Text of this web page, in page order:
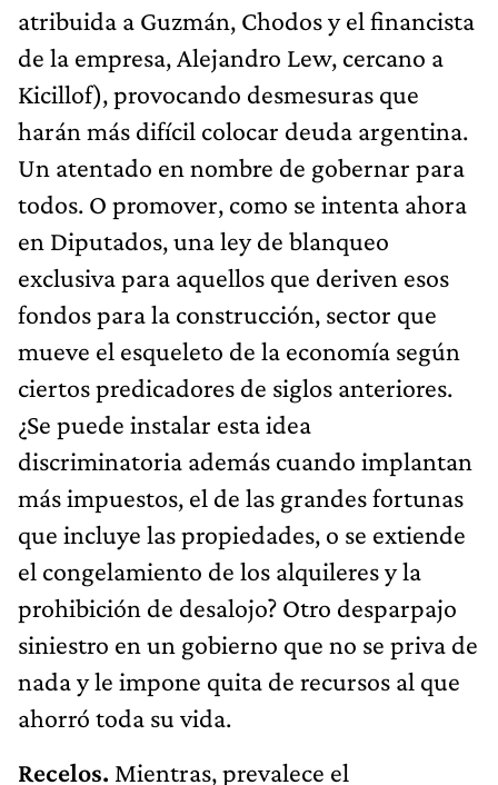
atribuida a Guzmán, Chodos y el financista
de la empresa, Alejandro Lew, cercano a
Kicillof), provocando desmesuras que
harán más difícil colocar deuda argentina.
Un atentado en nombre de gobernar para
todos. O promover, como se intenta ahora
en Diputados, una ley de blanqueo
exclusiva para aquellos que deriven esos
fondos para la construcción, sector que
mueve el esqueleto de la economía según
ciertos predicadores de siglos anteriores.
¿Se puede instalar esta idea
discriminatoria además cuando implantan
más impuestos, el de las grandes fortunas
que incluye las propiedades, o se extiende
el congelamiento de los alquileres y la
prohibición de desalojo? Otro desparpajo
siniestro en un gobierno que no se priva de
nada y le impone quita de recursos al que
ahorró toda su vida.
Recelos. Mientras, prevalece el